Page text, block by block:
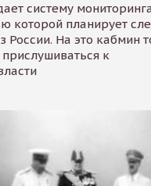
систему
которой планирует
России. На это кабмин
к